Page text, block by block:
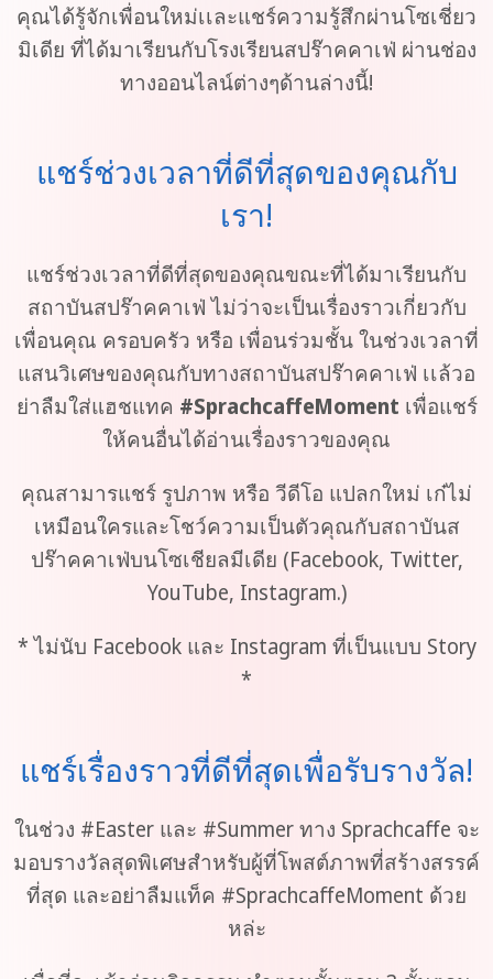
คุณได้รู้จักเพื่อนใหม่เเละแชร์ความรู้สึกผ่านโซเชี่ยว
มิเดีย ที่ได้มาเรียนกับโรงเรียนสปร๊าคคาเฟ่ ผ่านช่อง
ทางออนไลน์ต่างๆด้านล่างนี้!
แชร์ช่วงเวลาที่ดีที่สุดของคุณกับ
เรา!
แชร์ช่วงเวลาที่ดีที่สุดของคุณขณะที่ได้มาเรียนกับ
สถาบันสปร๊าคคาเฟ่ ไม่ว่าจะเป็นเรื่องราวเกี่ยวกับ
เพื่อนคุณ ครอบครัว หรือ เพื่อนร่วมชั้น ในช่วงเวลาที่
แสนวิเศษของคุณกับทางสถาบันสปร๊าคคาเฟ่ เเล้วอ
ย่าลืมใส่แฮชแทค #SprachcaffeMoment เพื่อแชร์
ให้คนอื่นได้อ่านเรื่องราวของคุณ
คุณสามารแชร์ รูปภาพ หรือ วีดีโอ แปลกใหม่ เก๋ไม่
เหมือนใครและโชว์ความเป็นตัวคุณกับสถาบันส
ปร๊าคคาเฟ่บนโซเชียลมีเดีย (Facebook, Twitter,
YouTube, Instagram.)
* ไม่นับ Facebook และ Instagram ที่เป็นแบบ Story
*
แชร์เรื่องราวที่ดีที่สุดเพื่อรับรางวัล!
ในช่วง #Easter และ #Summer ทาง Sprachcaffe จะ
มอบรางวัลสุดพิเศษสำหรับผู้ที่โพสต์ภาพที่สร้างสรรค์
ที่สุด และอย่าลืมแท็ค #SprachcaffeMoment ด้วย
หล่ะ